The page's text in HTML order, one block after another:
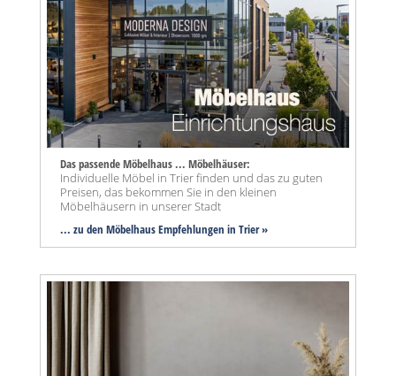
Das passende Möbelhaus ... Möbelhäuser:
Individuelle Möbel in Trier finden und das zu guten
Preisen, das bekommen Sie in den kleinen
Möbelhäusern in unserer Stadt
... zu den Möbelhaus Empfehlungen in Trier »